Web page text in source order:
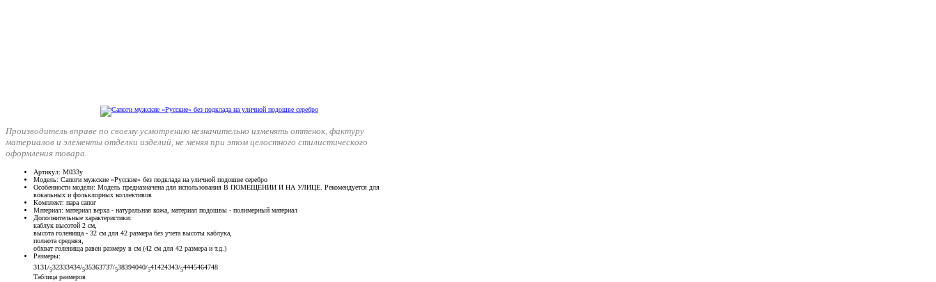
Производитель вправе по своему усмотрению незначительно изменять оттенок, фактуру
материалов и элементы отделки изделий, не меняя при этом целостного стилистического
оформления товара.
Артикул: М033у
Модель: Сапоги мужские «Русские» без подклада на уличной подошве серебро
Особенности модели: Модель предназначена для использования В ПОМЕЩЕНИИ И НА УЛИЦЕ. Рекомендуется для
вокальных и фольклорных коллективов
Комплект: пара сапог
Материал: материал верха - натуральная кожа, материал подошвы - полимерный материал
Дополнительные характеристики:
каблук высотой 2 см,
высота голенища - 32 см для 42 размера без учета высоты каблука,
полнота средняя,
обхват голенища равен размеру в см (42 см для 42 размера и т.д.)
Размеры:
3131/532333434/535363737/538394040/541424343/54445464748
Таблица размеров